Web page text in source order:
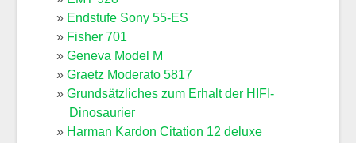
Endstufe Sony 55-ES
Fisher 701
Geneva Model M
Graetz Moderato 5817
Grundsätzliches zum Erhalt der HIFI-
Dinosaurier
Harman Kardon Citation 12 deluxe